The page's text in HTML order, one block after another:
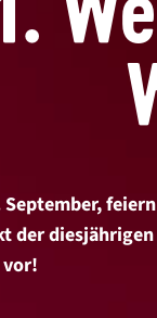
September,
der
vor!